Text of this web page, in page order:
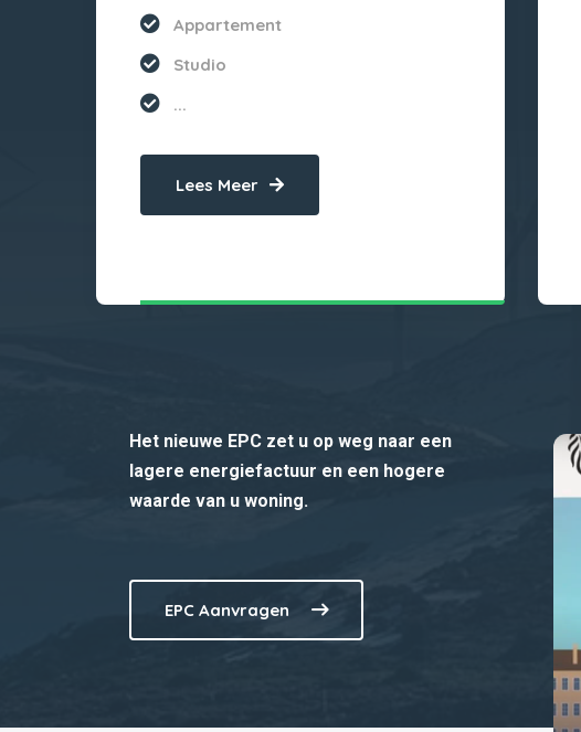
Appartement
Studio
...
Lees Meer
Het nieuwe EPC zet u op weg naar een
lagere energiefactuur en een hogere
waarde van u woning.
EPC Aanvragen